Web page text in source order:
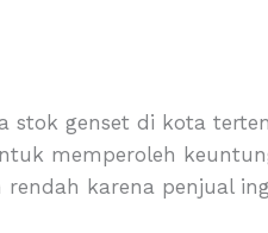
stok genset di kota
memperoleh
karena penjual